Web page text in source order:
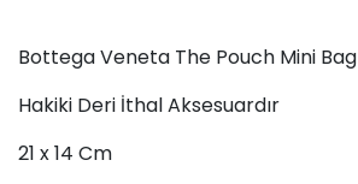
Bottega Veneta The Pouch Mini Bag
Hakiki Deri İthal Aksesuardır
21 x 14 Cm